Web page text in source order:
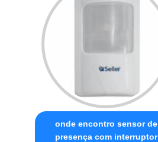
onde encontro sensor de
presença com interruptor